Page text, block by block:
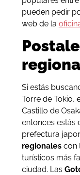
pueden pedir
web de la
Si estás
Torre de Tokio,
Castillo de
entonces estás
prefectura
regionalescon
turísticos más
ciudad. Las